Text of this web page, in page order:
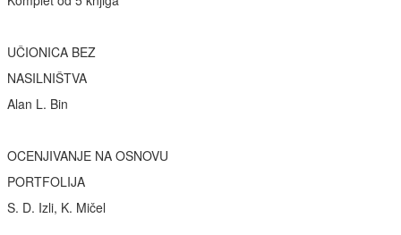
UČIONICA BEZ
NASILNIŠTVA
Alan L. Bin
OCENJIVANJE NA OSNOVU
PORTFOLIJA
S. D. Izli, K. Mičel